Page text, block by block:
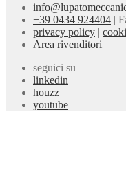
+39 0434 924404 |
privacy policy |
Area rivenditori
seguici su
linkedin
houzz
youtube